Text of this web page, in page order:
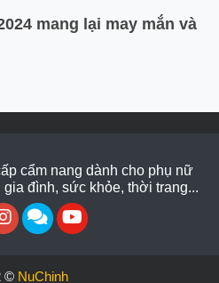
mang lại may mắn và
cẩm nang dành cho phụ nữ
đình, sức khỏe, thời trang...
© NuChinh